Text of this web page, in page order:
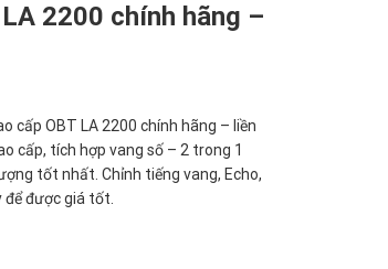
2200 chính hãng –
cấp OBT LA 2200 chính hãng – liền
cấp, tích hợp vang số – 2 trong 1
tốt nhất. Chỉnh tiếng vang, Echo,
để được giá tốt.